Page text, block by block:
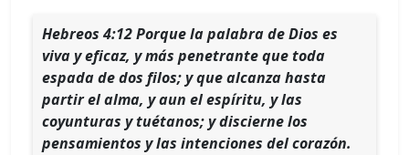
Hebreos 4:12 Porque la palabra de Dios es
viva y eficaz, y más penetrante que toda
espada de dos filos; y que alcanza hasta
partir el alma, y aun el espíritu, y las
coyunturas y tuétanos; y discierne los
pensamientos y las intenciones del corazón.